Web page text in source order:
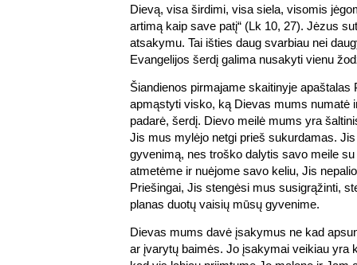
Dievą, visa širdimi, visa siela, visomis
artimą kaip save patį“ (Lk 10, 27). Jėzus
atsakymu. Tai išties daug svarbiau nei
Evangelijos šerdį galima nusakyti vienu
Šiandienos pirmajame skaitinyje apaštalas
apmąstyti visko, ką Dievas mums numatė
padarė, šerdį. Dievo meilė mums yra
Jis mus mylėjo netgi prieš sukurdamas.
gyvenimą, nes troško dalytis savo meile
atmetėme ir nuėjome savo keliu, Jis
Priešingai, Jis stengėsi mus susigrąžinti,
planas duotų vaisių mūsų gyvenime.
Dievas mums davė įsakymus ne kad
ar įvarytų baimės. Jo įsakymai veikiau yra